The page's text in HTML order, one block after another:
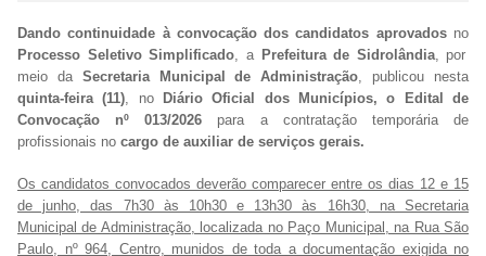
Dando continuidade à convocação dos candidatos aprovadosno
Processo Seletivo Simplificado, a Prefeitura de Sidrolândia, por
meio da Secretaria Municipal de Administração, publicou nesta
quinta-feira (11), no
Diário Oficial dos Municípios, o Edital de
Convocação nº 013/2026 para a contratação temporária de
profissionais no cargo de auxiliar de serviços gerais.
Os candidatos convocados deverão comparecer entre os dias 12 e 15
de junho, das 7h30 às 10h30 e 13h30 às 16h30, na Secretaria
Municipal de Administração, localizada no Paço Municipal, na Rua São
Paulo, nº 964, Centro, munidos de toda a documentação exigida no